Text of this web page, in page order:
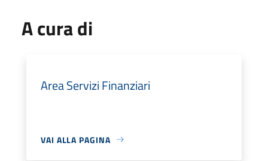
A cura di
Area Servizi Finanziari
VAI ALLA PAGINA